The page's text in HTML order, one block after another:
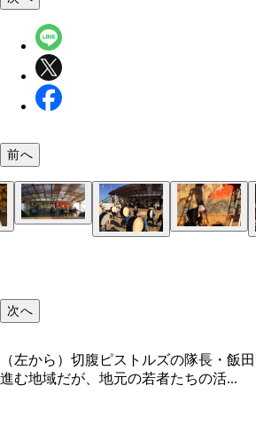
前へ
次へ
（左から）切腹ピストルズの隊長・飯
進む地域だが、地元の若者たちの活...